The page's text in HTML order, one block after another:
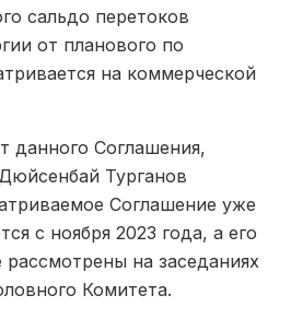
сальдо перетоков
от планового по
на коммерческой
данного Соглашения,
Турганов
Соглашение уже
с ноября 2023 года, а его
на заседаниях
Комитета.